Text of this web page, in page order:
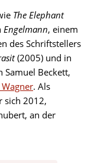
The Elephant
Engelmann, einem
des Schriftstellers
(2005) und in
Samuel Beckett,
. Als
sich 2012,
an der